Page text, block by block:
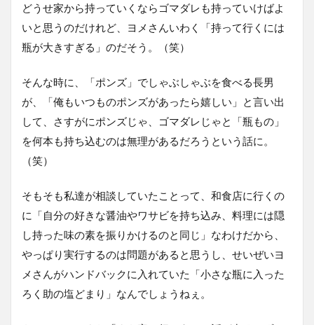
どうせ家から持っていくならゴマダレも持っていけばよ
いと思うのだけれど、ヨメさんいわく「持って行くには
瓶が大きすぎる」のだそう。（笑）
そんな時に、「ポンズ」でしゃぶしゃぶを食べる長男
が、「俺もいつものポンズがあったら嬉しい」と言い出
して、さすがにポンズじゃ、ゴマダレじゃと「瓶もの」
を何本も持ち込むのは無理があるだろうという話に。
（笑）
そもそも私達が相談していたことって、和食店に行くの
に「自分の好きな醤油やワサビを持ち込み、料理には隠
し持った味の素を振りかけるのと同じ」なわけだから、
やっぱり実行するのは問題があると思うし、せいぜいヨ
メさんがハンドバックに入れていた「小さな瓶に入った
ろく助の塩どまり」なんでしょうねぇ。